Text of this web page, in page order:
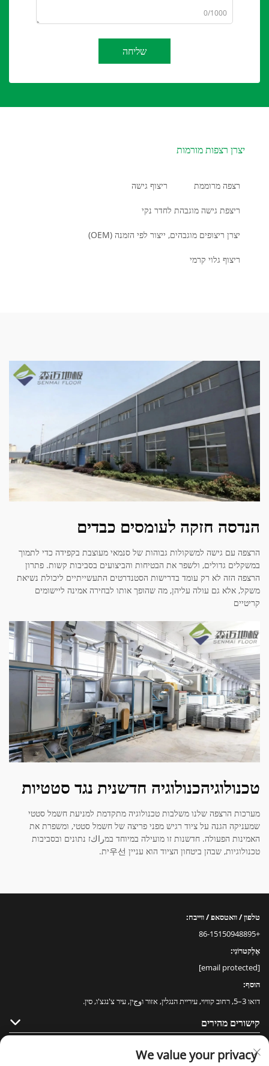
0/1000
שליחה
יצרן רצפות מורמות
רצפה מרוממת ריצוף גישה
ריצפת גישה מוגבהת לחדר נקי
יצרן ריצופים מוגבהים, ייצור לפי הזמנה (OEM)
ריצוף גלוי קרמי
הנדסה חזקה לעומסים כבדים
הרצפה עם גישה למשקולות גבוהות של סנמאי מעוצבת בקפידה כדי לתמוך
במשקלים גדולים, ולשפר את הבטיחות והביצועים בסביבות קשות. פתרון
הרצפה הזה לא רק עומד בדרישות הסטנדרטים התעשייתיים ליכולת נשיאת
משקל, אלא גם עולה עליהן, מה שהופך אותו לבחירה אמינה ליישומים
קריטיים
טכנולוגיהכנולוגיה חדשנית נגד סטטיות
מערכות הרצפה שלנו משלבות טכנולוגיה מתקדמת למניעת חשמל סטטי
שמעניקה הגנה על ציוד רגיש מפני פריצה של חשמל סטטי, ומשפרת את
האמינות הפעולה. חדשנות זו מועילה במיוחד במراكז נתונים ובסביבות
טכנולוגיות, שבהן ביטחון הציוד הוא עניין 우선ית.
טלפון / וואטסאפ / ווייבח:
+86-15150948895
אֶלֶקטרוֹנִי:
[email protected]
הוסף:
דואו 3–5, רחוב קוויוי, עיריית הנגלין, אזור וوجין, עיר צ'נגצ'ו, סין.
קישורים מהירים
מוצרים
We value your privacy